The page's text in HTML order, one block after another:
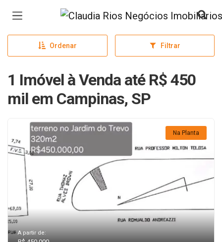
Página inicial
Ordenar Filtrar
1 Imóvel à Venda até R$ 450
mil em Campinas, SP
Na Planta
A partir de: